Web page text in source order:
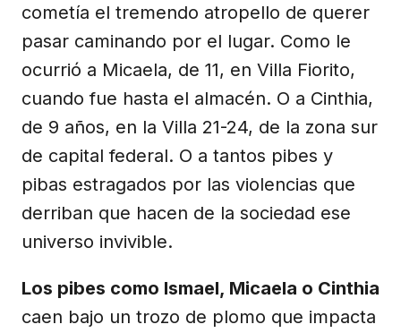
cometía el tremendo atropello de querer
pasar caminando por el lugar. Como le
ocurrió a Micaela, de 11, en Villa Fiorito,
cuando fue hasta el almacén. O a Cinthia,
de 9 años, en la Villa 21-24, de la zona sur
de capital federal. O a tantos pibes y
pibas estragados por las violencias que
derriban que hacen de la sociedad ese
universo invivible.
Los pibes como Ismael, Micaela o Cinthia
caen bajo un trozo de plomo que impacta